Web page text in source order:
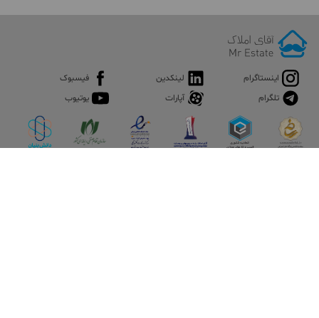
اینستاگرام لینکدین
فیسبوک
تلگرام
آپارات یوتیوب